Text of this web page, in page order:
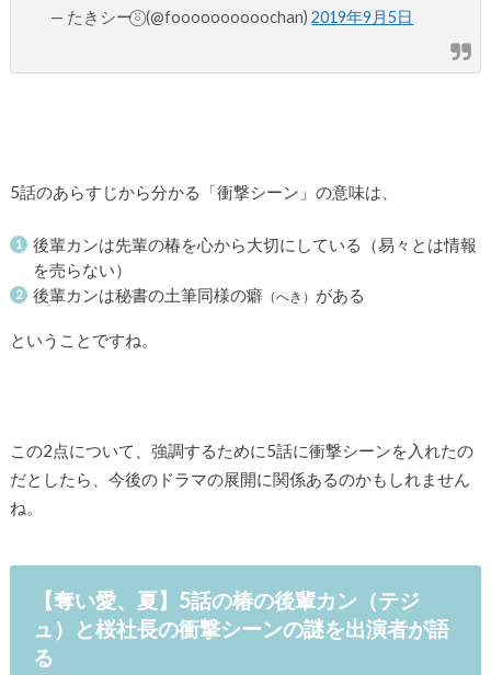
— たきシー⍤⃝ (@foooooooooochan)2019年9月5日
5話のあらすじから分かる「衝撃シーン」の意味は、
後輩カンは先輩の椿を心から大切にしている（易々とは情報
を売らない）
後輩カンは秘書の土筆同様の癖 （へき） がある
ということですね。
この2点について、強調するために5話に衝撃シーンを入れたの
だとしたら、今後のドラマの展開に関係あるのかもしれません
ね。
【奪い愛、夏】5話の椿の後輩カン（テジ
ュ）と桜社長の衝撃シーンの謎を出演者が語
る